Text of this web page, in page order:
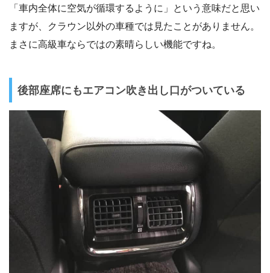
「車内全体に空気が循環するように」という意味だと思い
ますが、クラウン以外の車種では見たことがありません。
まさに高級車ならではの素晴らしい機能ですね。
後部座席にもエアコン吹き出し口がついている